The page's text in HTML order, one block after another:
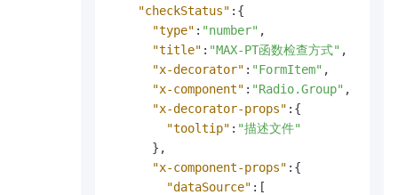
"checkStatus" : {
"type" : "number" ,
"title" : "MAX-PT函数检查方式" ,
"x-decorator" : "FormItem" ,
"x-component" : "Radio.Group" ,
"x-decorator-props" : {
"tooltip" : "描述文件"
} ,
"x-component-props" : {
"dataSource" : [